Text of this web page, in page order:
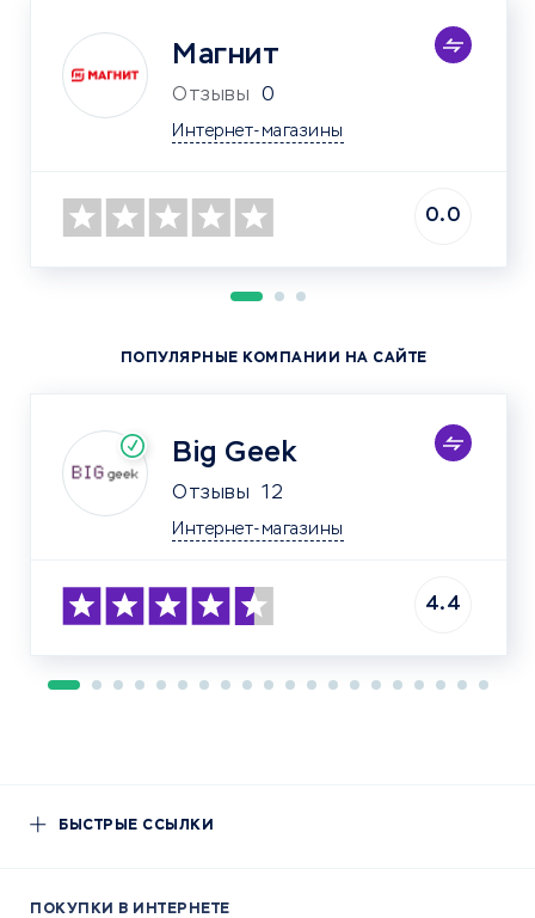
Магнит
Отзывы 0
Интернет-магазины
0.0
ПОПУЛЯРНЫЕ КОМПАНИИ НА САЙТЕ
Big Geek
Отзывы 12
Интернет-магазины
4.4
БЫСТРЫЕ ССЫЛКИ
ПОКУПКИ В ИНТЕРНЕТЕ